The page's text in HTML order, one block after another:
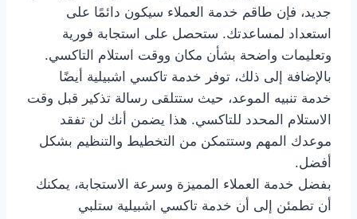
جديد، فإن طاقم خدمة العملاء سيكون دائمًا على
استعداد لمساعدتك. ستحصل على استجابة فورية
وتعليمات واضحة بشأن مكان ووقت استلام التاكسي.
بالإضافة إلى ذلك، توفر خدمة تاكسي اشبيلية أيضًا
خدمة تنبيه الموعد، حيث ستتلقى رسالة تذكير قبل وقت
الاستلام المحدد للتاكسي. هذا يضمن أنك لن تفقد
موعدك المهم وستتمكن من التخطيط والتنظيم بشكل
أفضل.
بفضل خدمة العملاء المميزة وسرعة الاستجابة، يمكنك
أن تطمئن إلى أن خدمة تاكسي اشبيلية ستلبي